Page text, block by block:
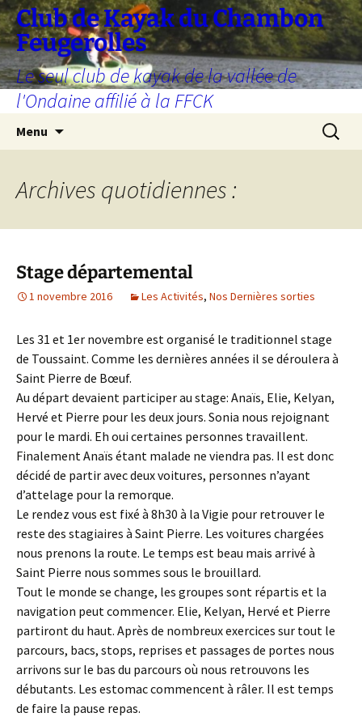
Aller
au
contenu
Club de Kayak du Chambon
Feugerolles
Le seul club de kayak de la vallée de
l'Ondaine affilié à la FFCK
Menu
Archives quotidiennes :
Stage départemental
1 novembre 2016 Les Activités, Nos Dernières sorties
Les 31 et 1er novembre est organisé le traditionnel stage
de Toussaint. Comme les dernières années il se déroulera à
Saint Pierre de Bœuf.
Au départ devaient participer au stage: Anaïs, Elie, Kelyan,
Hervé et Pierre pour les deux jours. Sonia nous rejoignant
pour le mardi. Eh oui certaines personnes travaillent.
Finalement Anaïs étant malade ne viendra pas. Il est donc
décidé de partir avec deux voitures, personnes n’ayant
d’attelage pour la remorque.
Le rendez vous est fixé à 8h30 à la Vigie pour retrouver le
reste des stagiaires à Saint Pierre. Les voitures chargées
nous prenons la route. Le temps est beau mais arrivé à
Saint Pierre nous sommes sous le brouillard.
Tout le monde se change, les groupes sont répartis et la
navigation peut commencer. Elie, Kelyan, Hervé et Pierre
partiront du haut. Après de nombreux exercices sur tout le
parcours, bacs, stops, reprises et passages de portes nous
arrivons sur le bas du parcours où nous retrouvons les
débutants. Les estomac commencent à râler. Il est temps
de faire la pause repas.